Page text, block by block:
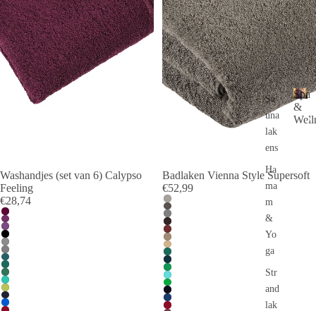
Sa
una
lak
ens
Ha
ma
m
&
Yo
ga
Str
and
lak
Spa
&
S
W
Washandjes (set van 6) Calypso
Feeling
€28,74
Badlaken Vienna Style Supersoft
€52,99